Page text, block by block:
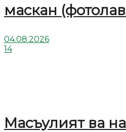
маскан
04.08.2026
14
Масъулият ва